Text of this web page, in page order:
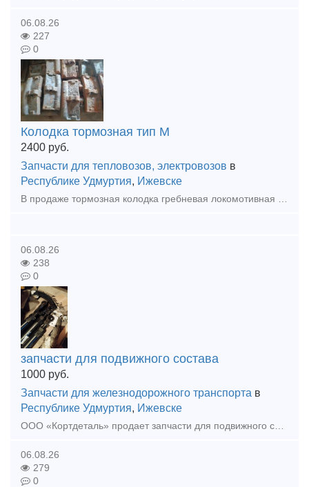
06.08.26
227
0
Колодка тормозная тип М
2400 руб.
Запчасти для тепловозов, электровозов в
Республике Удмуртия, Ижевске
В продаже тормозная колодка гребневая локомотивная тип М (ТЭМ1.40.60.024, 44-5287-0.00.00-СБ, ГОСТ 30249-97). Цена с НДС. Доставка.
06.08.26
238
0
запчасти для подвижного состава
1000 руб.
Запчасти для железнодорожного транспорта в
Республике Удмуртия, Ижевске
ООО «Кортдеталь» продает запчасти для подвижного состава: привод двухмашинного агрегата ТЭМ2.85.60.015, подпятник вентилятора ТЭМ2.85.50.068 (ТЭМ2.85.50.050), стяжки винтовые ТЭМ1.40.60.020 (ТЭ3.10.10
06.08.26
279
0